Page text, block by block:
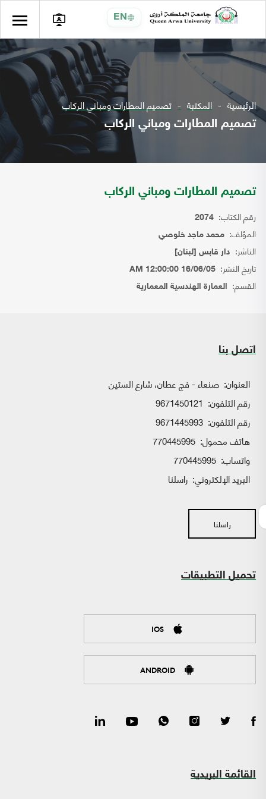
EN
الرئيسية المكتبة تصميم المطارات ومباني الركاب
تصميم المطارات ومباني الركاب
تصميم المطارات ومباني الركاب
رقم الكتاب: 2074
المؤلف: محمد ماجد خلوصي
الناشر: دار قابس [لبنان]
تاريخ النشر: 16/06/05 12:00:00 AM
القسم: العمارة الهندسية المعمارية
اتصل بنا
العنوان: صنعاء - فج عطان، شارع الستين
رقم التلفون: 9671450121
رقم التلفون: 9671445993
هاتف محمول: 770445995
واتساب:
البريد الإلكتروني: راسلنا
راسلنا
تحميل التطبيقات
IOS
ANDROID
القائمة البريدية